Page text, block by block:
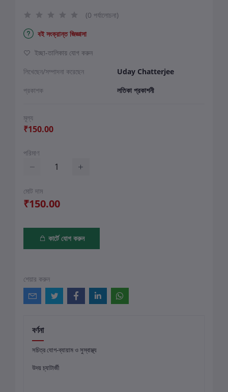
(0 পর্যালোচনা)
বই সংক্রান্ত জিজ্ঞাসা
ইচ্ছা-তালিকায় যোগ করুন
লিখেছেন/সম্পাদনা করেছেন
Uday Chatterjee
প্রকাশক
লতিকা প্রকাশনী
মূল্য
₹150.00
পরিমাণ
মোট দাম
₹150.00
কার্টে যোগ করুন
শেয়ার করুন
বর্ণনা
সচিত্র যোগ-ব্যায়াম ও সুস্বাস্থ্য
উদয় চ্যাটার্জী